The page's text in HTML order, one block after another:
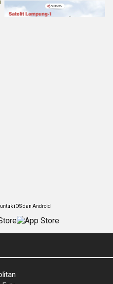
iOS dan Android